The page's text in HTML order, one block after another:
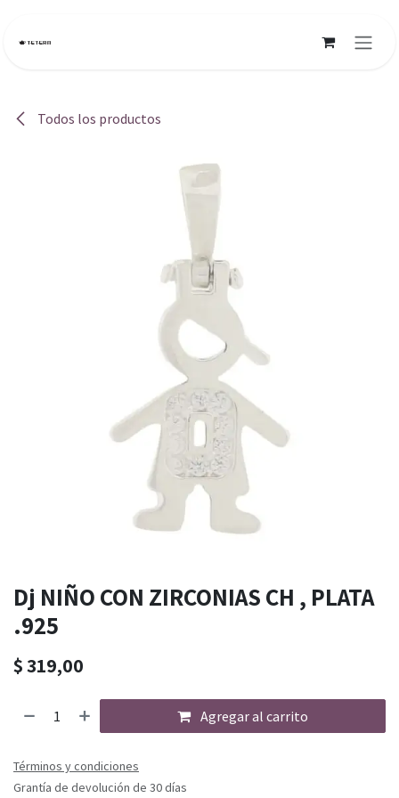
Todos los productos
Dj NIÑO CON ZIRCONIAS CH , PLATA
.925
$319,00
Agregar al carrito
Términos y condiciones
Grantía de devolución de 30 días